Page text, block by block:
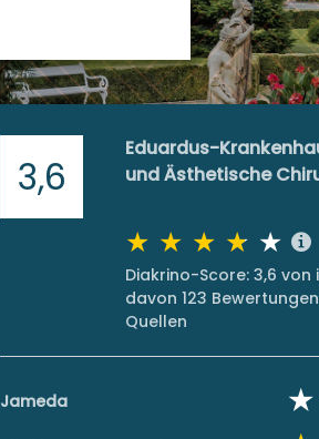
3,6
Eduardus-
und Ästhetische
Diakrino-Score: 3,6
davon 123
Quellen
Jameda